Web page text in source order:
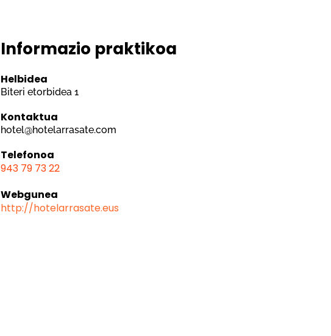
Informazio praktikoa
Helbidea
Biteri etorbidea 1
Kontaktua
hotel@hotelarrasate.com
Telefonoa
943 79 73 22
Webgunea
http://hotelarrasate.eus